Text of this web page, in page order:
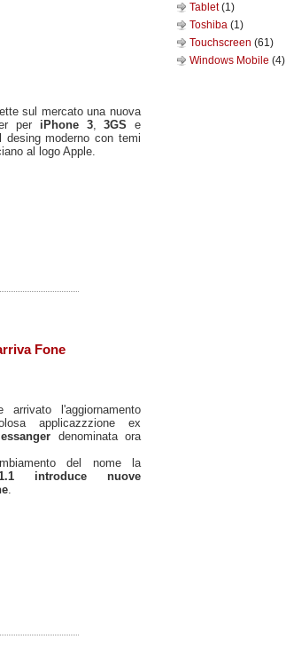
sul mercato una nuova
per iPhone 3,3GS e
desing moderno con temi
al logo Apple.
Fone
arrivato l'aggiornamento
applicazzzione ex
denominata ora
del nome la
introduce nuove
Tablet(1)
Toshiba (1)
Touchscreen (61)
Windows Mobile (4)